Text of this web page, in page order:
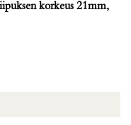
korkeus 21mm,